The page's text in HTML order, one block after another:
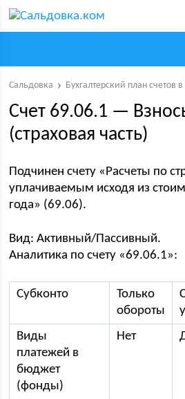
Сальдовка Бухгалтерский план счетов в
Счет 69.06.1 —
(страховая часть)
Подчинен счету «Расчеты по
уплачиваемым исходя из
года» (69.06).
Вид: Активный/Пассивный.
Аналитика по счету «69.06.1»:
Субконто
Только
обороты
Виды
платежей в
бюджет
(фонды)
Нет